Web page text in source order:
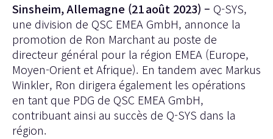
Sinsheim, Allemagne (21 août 2023) – Q-SYS,
une division de QSC EMEA GmbH, annonce la
promotion de Ron Marchant au poste de
directeur général pour la région EMEA (Europe,
Moyen-Orient et Afrique). En tandem avec Markus
Winkler, Ron dirigera également les opérations
en tant que PDG de QSC EMEA GmbH,
contribuant ainsi au succès de Q-SYS dans la
région.